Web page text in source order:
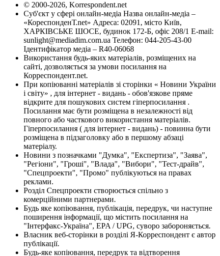
© 2000-2026, Korrespondent.net
Суб'єкт у сфері онлайн-медіа Назва онлайн-медіа –
«КореспонденТ.net» Адреса: 02091, місто Київ,
ХАРКІВСЬКЕ ШОСЕ, будинок 172-Б, офіс 208/1 E-mail:
sunlight@mediadim.com.ua Телефон: 044-205-43-00
Ідентифікатор медіа – R40-06068
Використання будь-яких матеріалів, розміщених на
сайті, дозволяється за умови посилання на
Корреспондент.net.
При копіюванні матеріалів зі сторінки « Новини України
і світу» , для інтернет - видань - обов'язкове пряме
відкрите для пошукових систем гіперпосилання .
Посилання має бути розміщена в незалежності від
повного або часткового використання матеріалів.
Гіперпосилання ( для інтернет - видань) - повинна бути
розміщена в підзаголовку або в першому абзаці
матеріалу.
Новини з позначками "Думка", "Експертиза", "Заява",
"Регіони", "Гроші", "Влада", "Вибори", "Тест-драйв",
"Спецпроекти", "Промо" публікуються на правах
реклами.
Розділ Спецпроекти створюється спільно з
комерційними партнерами.
Будь яке копіювання, публікація, передрук, чи наступне
поширення інформації, що містить посилання на
"Інтерфакс-Україна", EPA / UPG, суворо забороняється.
Власник веб-сторінки в розділі Я-Корреспондент є автор
публікації.
Будь-яке копіювання, передрук та відтворення